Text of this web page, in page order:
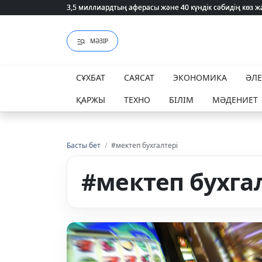
3,5 миллиардтың аферасы және 40 күндік сәбидің
3,5 миллиардтың аферасы және 40 күндік сәбидің
МӘЗІР
СҰХБАТ САЯСАТ ЭКОНОМИКА
ҚАРЖЫ
ТЕХНО БІЛІМ МӘДЕНИЕТ
Басты бет / #мектеп бухгалтері
#мектеп